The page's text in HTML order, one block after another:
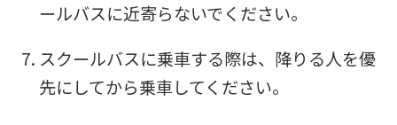
ールバスに近寄らないでください。
スクールバスに乗車する際は、降りる人を優
先にしてから乗車してください。
automatically
translated
into